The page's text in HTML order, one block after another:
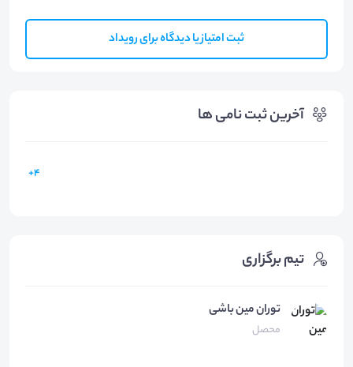
ثبت امتیاز یا دیدگاه برای رویداد
آخرین ثبت نامی ها
4+
تیم برگزاری
توران مین باشی
محصل